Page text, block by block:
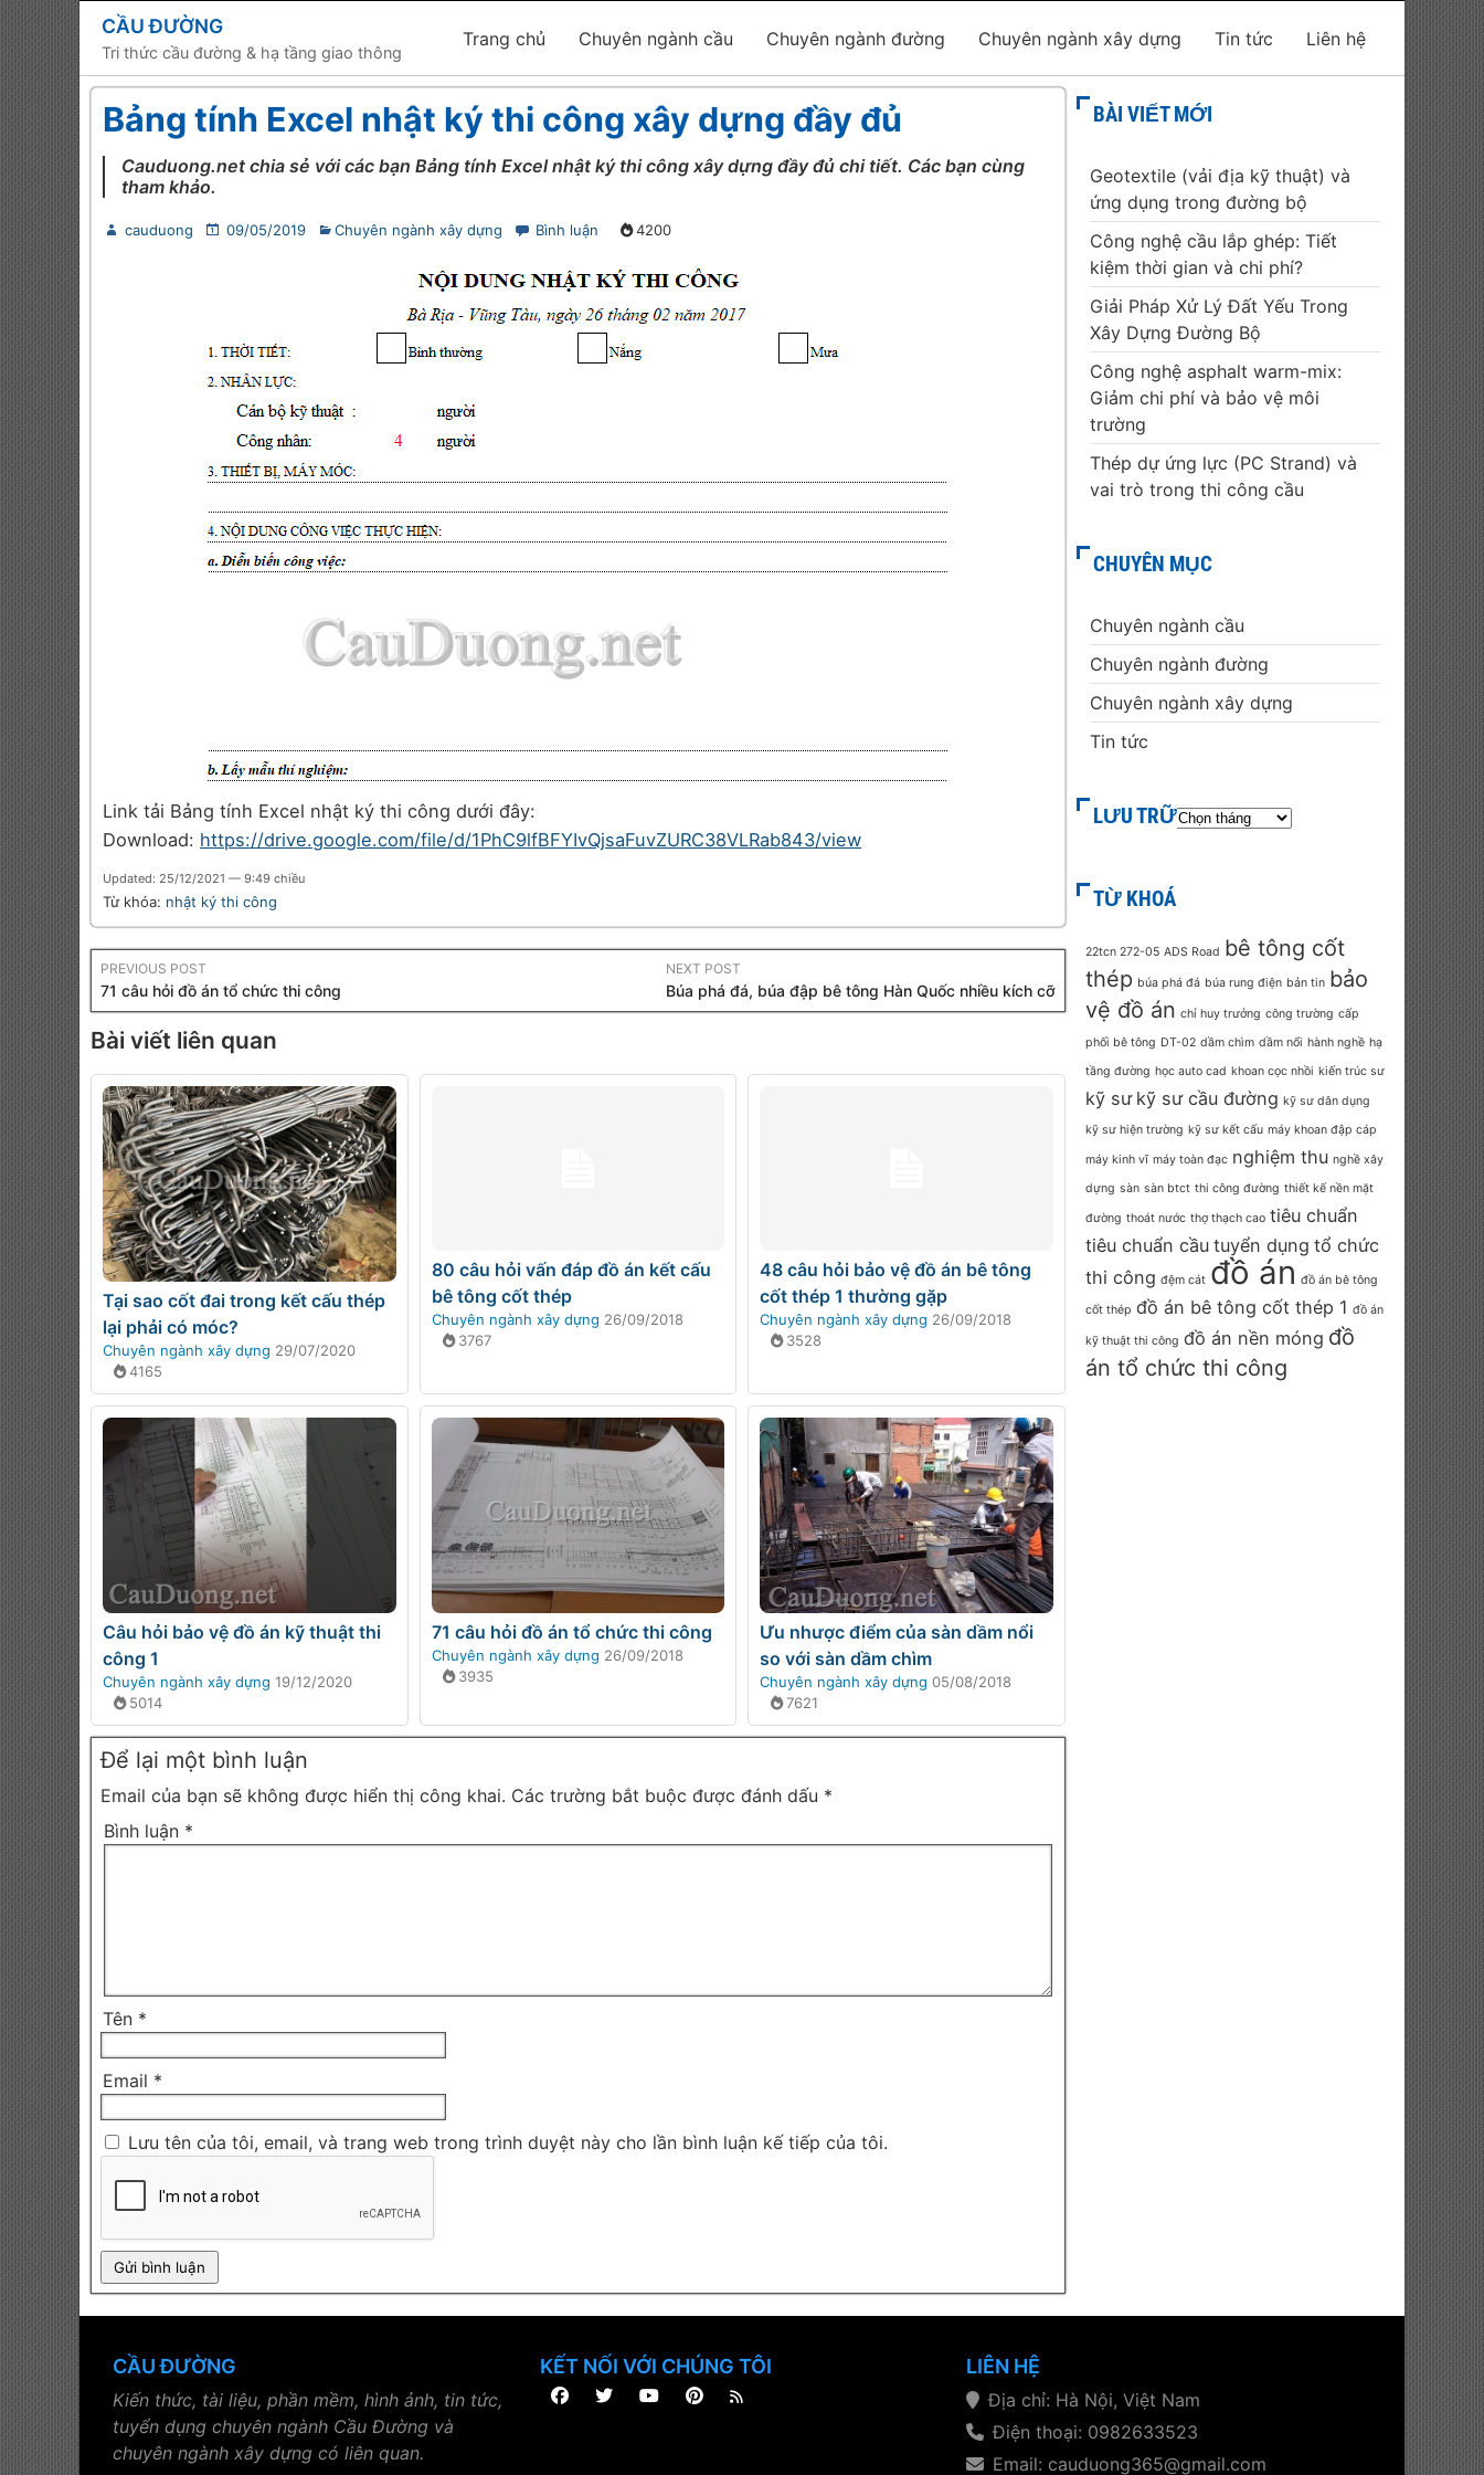
CẦU ĐƯỜNG
Tri thức cầu đường & hạ tầng giao thông
Trang chủ Chuyên ngành cầu Chuyên ngành đường Chuyên ngành xây dựng Tin tức Liên hệ
Bảng tính Excel nhật ký thi công xây dựng đầy đủ
Cauduong.net chia sẻ với các bạn Bảng tính Excel nhật ký thi công xây dựng đầy đủ chi tiết. Các bạn cùng
tham khảo.
cauduong 09/05/2019 Chuyên ngành xây dựng Bình luận 4200
Link tải Bảng tính Excel nhật ký thi công dưới đây:
Download: https://drive.google.com/file/d/1PhC9lfBFYIvQjsaFuvZURC38VLRab843/view
Updated: 25/12/2021 — 9:49 chiều
Từ khóa: nhật ký thi công
PREVIOUS POST
71 câu hỏi đồ án tổ chức thi công
NEXT POST
Búa phá đá, búa đập bê tông Hàn Quốc nhiều kích cỡ
Bài viết liên quan
Tại sao cốt đai trong kết cấu thép
lại phải có móc?
Chuyên ngành xây dựng 29/07/2020
4165
80 câu hỏi vấn đáp đồ án kết cấu
bê tông cốt thép
Chuyên ngành xây dựng 26/09/2018
3767
48 câu hỏi bảo vệ đồ án bê tông
cốt thép 1 thường gặp
Chuyên ngành xây dựng 26/09/2018
3528
Câu hỏi bảo vệ đồ án kỹ thuật thi
công 1
Chuyên ngành xây dựng 19/12/2020
5014
71 câu hỏi đồ án tổ chức thi công
Chuyên ngành xây dựng 26/09/2018
3935
Ưu nhược điểm của sàn dầm nổi
so với sàn dầm chìm
Chuyên ngành xây dựng 05/08/2018
7621
Để lại một bình luận
Email của bạn sẽ không được hiển thị công khai. Các trường bắt buộc được đánh dấu *
Bình luận *
Tên *
Email *
Lưu tên của tôi, email, và trang web trong trình duyệt này cho lần bình luận kế tiếp của tôi.
BÀI VIẾT MỚI
Geotextile (vải địa kỹ thuật) và
ứng dụng trong đường bộ
Công nghệ cầu lắp ghép: Tiết
kiệm thời gian và chi phí?
Giải Pháp Xử Lý Đất Yếu Trong
Xây Dựng Đường Bộ
Công nghệ asphalt warm-mix:
Giảm chi phí và bảo vệ môi
trường
Thép dự ứng lực (PC Strand) và
vai trò trong thi công cầu
CHUYÊN MỤC
Chuyên ngành cầu
Chuyên ngành đường
Chuyên ngành xây dựng
Tin tức
LƯU TRỮ
TỪ KHOÁ
22tcn 272-05 ADS Road bê tông cốt
thép búa phá đá búa rung điện bản tin bảo
vệ đồ án chỉ huy trưởng công trường cấp
phối bê tông DT-02 dầm chìm dầm nổi hành nghề hạ
tầng đường học auto cad khoan cọc nhồi kiến trúc sư
kỹ sư kỹ sư cầu đường kỹ sư dân dụng
kỹ sư hiện trường kỹ sư kết cấu máy khoan đập cáp
máy kinh vĩ máy toàn đạc nghiệm thu nghề xây
dựng sàn sàn btct thi công đường thiết kế nền mặt
đường thoát nước thợ thạch cao tiêu chuẩn
tiêu chuẩn cầu tuyển dụng tổ chức
thi công đệm cát đồ án đồ án bê tông
cốt thép đồ án bê tông cốt thép 1 đồ án
kỹ thuật thi công đồ án nền móng đồ
án tổ chức thi công
CẦU ĐƯỜNG
Kiến thức, tài liệu, phần mềm, hình ảnh, tin tức,
tuyển dụng chuyên ngành Cầu Đường và
chuyên ngành xây dựng có liên quan.
KẾT NỐI VỚI CHÚNG TÔI LIÊN HỆ
Địa chỉ: Hà Nội, Việt Nam
Điện thoại: 0982633523
Email: cauduong365@gmail.com